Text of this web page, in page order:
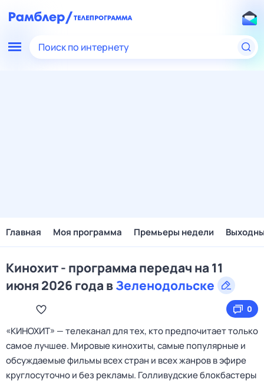
Поиск по интернету
Главная Моя программа Премьеры недели
Кинохит - программа передач на 11
июня 2026 года вЗеленодольске
0
«КИНОХИТ» — телеканал для тех, кто предпочитает только
самое лучшее. Мировые кинохиты, самые популярные и
обсуждаемые фильмы всех стран и всех жанров в эфире
круглосуточно и без рекламы. Голливудские блокбастеры